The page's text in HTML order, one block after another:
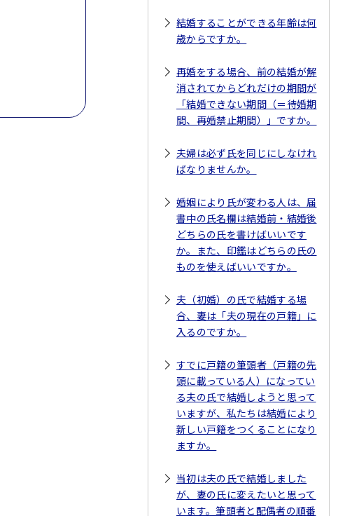
結婚することができる年齢は何
歳からですか。
再婚をする場合、前の結婚が解
消されてからどれだけの期間が
「結婚できない期間（＝待婚期
間、再婚禁止期間）」ですか。
夫婦は必ず氏を同じにしなけれ
ばなりませんか。
婚姻により氏が変わる人は、届
書中の氏名欄は結婚前・結婚後
どちらの氏を書けばいいです
か。また、印鑑はどちらの氏の
ものを使えばいいですか。
夫（初婚）の氏で結婚する場
合、妻は「夫の現在の戸籍」に
入るのですか。
すでに戸籍の筆頭者（戸籍の先
頭に載っている人）になってい
る夫の氏で結婚しようと思って
いますが、私たちは結婚により
新しい戸籍をつくることになり
ますか。
当初は夫の氏で結婚しました
が、妻の氏に変えたいと思って
います。筆頭者と配偶者の順番